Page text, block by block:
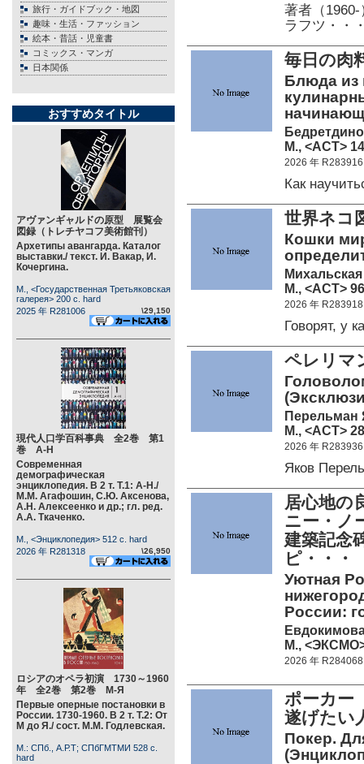
旅行・ガイドブック・地図
趣味・生活・ファッション
絵本・昔話・児童書
コミックス・マンガ
日本関係
おすすめタイトル
アヴァンギャルドの原型 展覧会
図録（トレチヤコフ美術館刊）
Архетипы авангарда. Каталог
выставки./ текст. И. Вакар, И.
Кочергина.
М., <Государственная Третьяковская
галерея> 200 c. hard
2025 年 R281006
\29,150
現代人口学百科事典 全2巻 第1
巻 А-Н
Современная
демографическая
энциклопедия. В 2 т. Т.1: А-Н./
М.М. Агафошин, С.Ю. Аксенова,
А.Н. Алексеенко и др.; гл. ред.
А.А. Ткаченко.
М., <Энциклопедия> 512 c. hard
2026 年 R281318
\26,950
ロシアのオペラ初演 1730～1960
年 全2巻 第2巻 М-Я
Первые оперные постановки в
России. 1730-1960. В 2 т. Т.2: От
М до Я./ сост. М.М. Годлевская.
М.: СПб., А.Р.Т; СПбГМТМИ 528 c.
hard
著者（
ラフツ・・
毎日の
Блюда из
М., <АСТ>
2026 年 R283916
Как
世界ネ
Кошки
М., <АСТ>
2026 年 R283918
Говорят, у
ペレリ
Перельман
М., <АСТ>
2026 年 R283936
Яков
居心地の
ニー・ノ
建築記念
ピ・・・
Уютная
России:
М.,
2026 年 R284068
ポーカー
遂げた
Покер.